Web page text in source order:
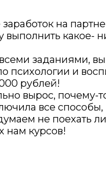
на
выполнить какое-
заданиями,
психологии и
рублей!
вырос, почему-
все способы,
не поехать
нам курсов!